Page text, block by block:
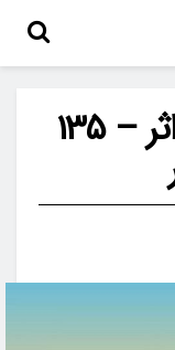
نمایشگاه گروهی ۱۳۵ اثر – ۱۳۵